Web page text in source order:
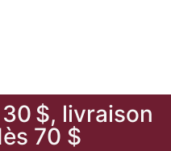
$, livraison
70 $